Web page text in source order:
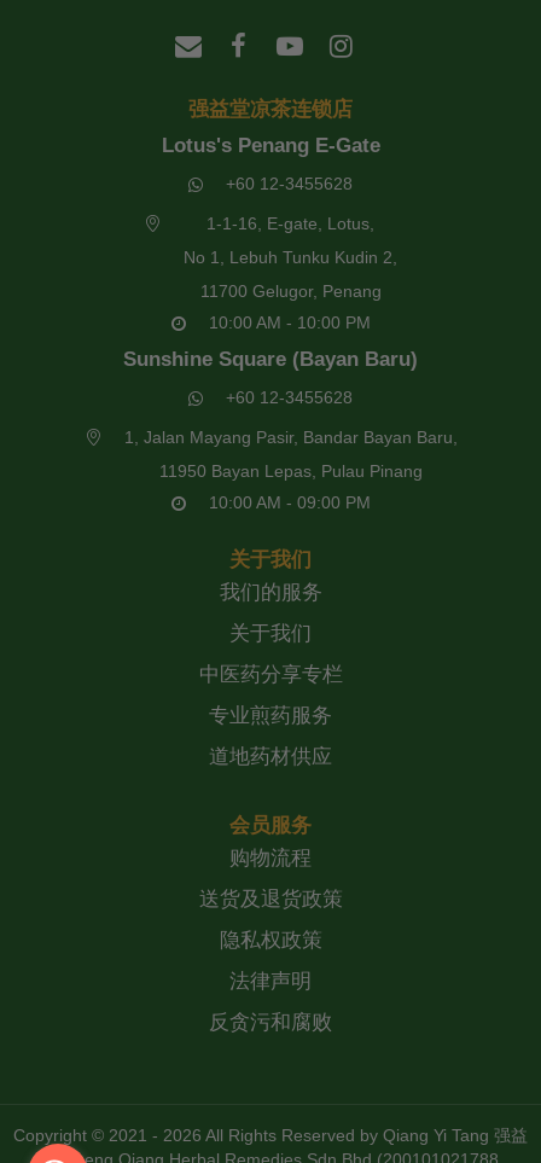
强益堂凉茶连锁店
Lotus's Penang E-Gate
+60 12-3455628
1-1-16, E-gate, Lotus,
No 1, Lebuh Tunku Kudin 2,
11700 Gelugor, Penang
10:00 AM - 10:00 PM
Sunshine Square (Bayan Baru)
+60 12-3455628
1, Jalan Mayang Pasir, Bandar Bayan Baru,
11950 Bayan Lepas, Pulau Pinang
10:00 AM - 09:00 PM
关于我们
我们的服务
关于我们
中医药分享专栏
专业煎药服务
道地药材供应
会员服务
购物流程
送货及退货政策
隐私权政策
法律声明
反贪污和腐败
Copyright © 2021 - 2026 All Rights Reserved by Qiang Yi Tang 强益